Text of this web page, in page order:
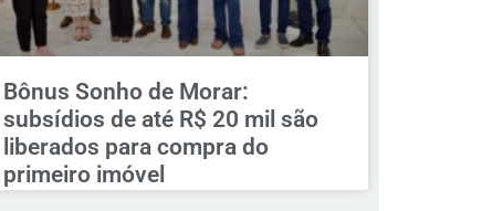
Bônus Sonho de Morar:
subsídios de até R$ 20 mil são
liberados para compra do
primeiro imóvel